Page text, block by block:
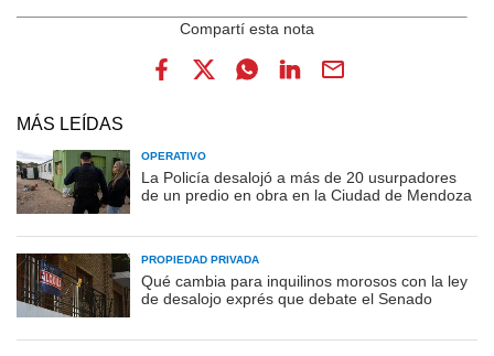
MÁS LEÍDAS
OPERATIVO
La Policía desalojó a más de 20 usurpadores
de un predio en obra en la Ciudad de Mendoza
PROPIEDAD PRIVADA
Qué cambia para inquilinos morosos con la ley
de desalojo exprés que debate el Senado